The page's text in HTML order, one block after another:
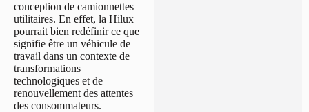
conception de camionnettes
utilitaires. En effet, la Hilux
pourrait bien redéfinir ce que
signifie être un véhicule de
travail dans un contexte de
transformations
technologiques et de
renouvellement des attentes
des consommateurs.